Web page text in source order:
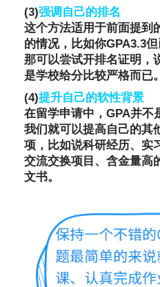
(3)强调自己的排名
这个方法适用于前面提到
的情况，比如你GPA3.3
那可以尝试开排名证明，
是学校给分比较严格而已。
(4)提升自己的软性背景
在留学申请中，GPA并不
我们就可以提高自己的其
项，比如说科研经历、实
交流交换项目、含金量高
文书。